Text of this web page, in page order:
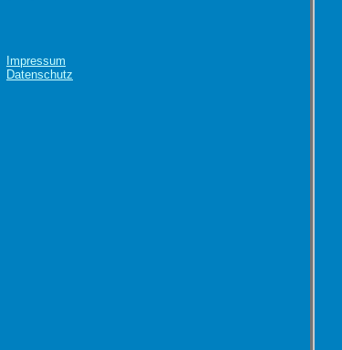
Impressum
Datenschutz